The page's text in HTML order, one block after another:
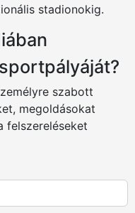
stadionokig.
szabott
megoldásokat
felszereléseket